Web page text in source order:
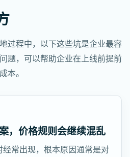
过程中，以下这些坑是企业最容
题，可以帮助企业在上线前提前
本。
，价格规则会继续混乱
常出现，根本原因通常是对